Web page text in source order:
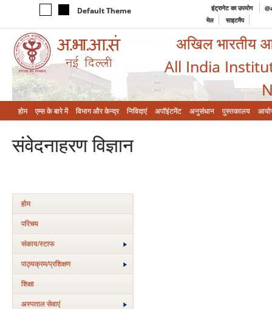
Default Theme इंट्रानेट का उपयोग
मेल
साइटमैप
अखिल भारतीय
All India
होम एम्‍स के बारे में विभाग और केन्‍द्र निविदाएं अपॉइंटमेंट अनुसंधान पुस्तकालय
संवेदनाहरण विज्ञान
होम
परिचय
संकाय/स्‍टाफ
पाठ्यक्रम/प्रशिक्षण
शिक्षा
अस्‍पताल सेवाएं